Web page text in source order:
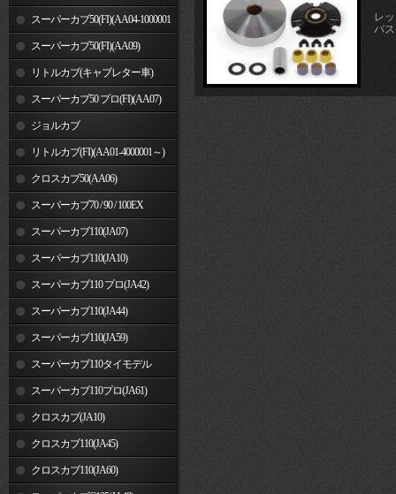
～) スーパーカブ50(FI)(AA04-1000001
～) スーパーカブ50(FI)(AA09)
リトルカブ(キャブレター車)
スーパーカブ50 プロ(FI)(AA07)
ジョルカブ
リトルカブ(FI)(AA01-4000001～)
クロスカブ50(AA06)
スーパーカブ70 / 90 / 100EX
スーパーカブ110(JA07)
スーパーカブ110(JA10)
スーパーカブ110 プロ(JA42)
スーパーカブ110(JA44)
スーパーカブ110(JA59)
スーパーカブ110タイモデル
(MLHJA56)
スーパーカブ110プロ(JA61)
クロスカブ(JA10)
クロスカブ110(JA45)
クロスカブ110(JA60)
レ
バ